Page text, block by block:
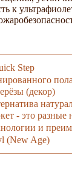
к
Step
(декор)
- это
и
(New Age)